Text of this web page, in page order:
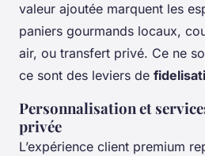
valeur ajoutée marquent les
paniers gourmands locaux,
air, ou transfert privé. Ce ne
ce sont des leviers de
Personnalisation et
privée
L’expérience client premium